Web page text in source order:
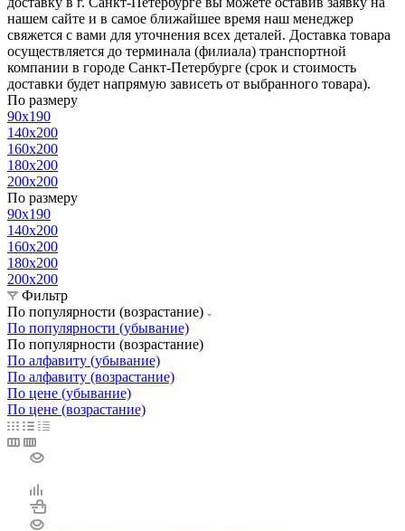
нашем сайте и в самое ближайшее время наш менеджер
свяжется с вами для уточнения всех деталей. Доставка товара
осуществляется до терминала (филиала) транспортной
компании в городе Санкт-Петербурге (срок и стоимость
доставки будет напрямую зависеть от выбранного товара).
По размеру
90x190
140x200
160x200
180x200
200x200
По размеру
90x190
140x200
160x200
180x200
200x200
Фильтр
По популярности (возрастание)
По популярности (убывание)
По популярности (возрастание)
По алфавиту (убывание)
По алфавиту (возрастание)
По цене (убывание)
По цене (возрастание)